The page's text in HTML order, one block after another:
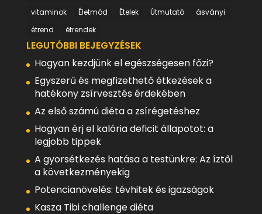
vitaminok
Életmód Ételek Útmutató
ásványi
étrend
étrendek
LEGUTÓBBI BEJEGYZÉSEK
Hogyan kezdjünk el egészségesen főzi?
Egyszerű és megfizethető étkezések a
hatékony zsírvesztés érdekében
Az első számú diéta a zsírégetéshez
Hogyan érj el kalória deficit állapotot: a
legjobb tippek
A gyorsétkezés hatása a testünkre: Az íztől
a következményekig
Potencianövelés: tévhitek és igazságok
Kasza Tibi challenge diéta